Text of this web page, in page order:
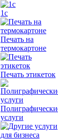
1c
Печать на
термокартоне
Печать этикеток
услуги